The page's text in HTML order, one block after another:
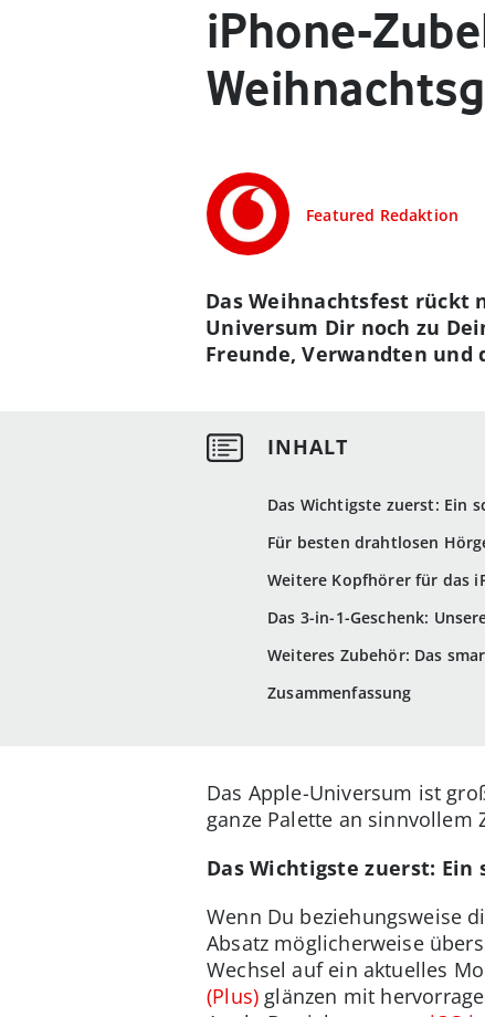
iPhone-
Featured Redaktion
Das Wichtigste zuerst: Ein
Für besten drahtlosen
Weitere Kopfhörer für das
Das 3-in-1-Geschenk:
Weiteres Zubehör: Das
Zusammenfassung
Das Weihnachtsfest rückt
Universum Dir noch zu
Freunde, Verwandten und
Das Apple-Universum ist
ganze Palette an
Das Wichtigste zuerst: Ein
Wenn Du beziehungsweise
Absatz möglicherweise
Wechsel auf ein aktuelles
(Plus) glänzen mit